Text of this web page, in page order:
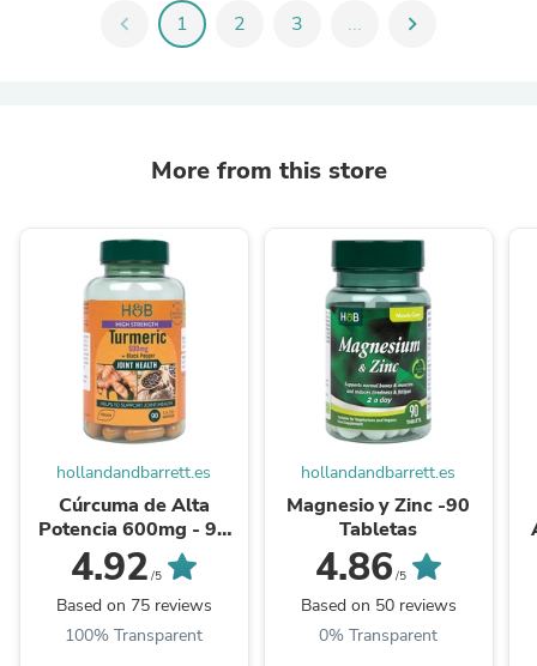
chevron_left 1 2 3 ... chevron_right
More from this store
hollandandbarrett.es
Cúrcuma de Alta
Potencia 600mg - 90
Cápsulas
4.92 /5
Based on 75 reviews
100% Transparent
hollandandbarrett.es
Magnesio y Zinc -90
Tabletas
4.86 /5
Based on 50 reviews
0% Transparent